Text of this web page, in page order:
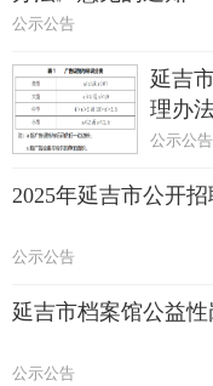
公示公告
延吉
理办
公示公告
2025年延吉市公开
公示公告
延吉市档案馆公益
公示公告